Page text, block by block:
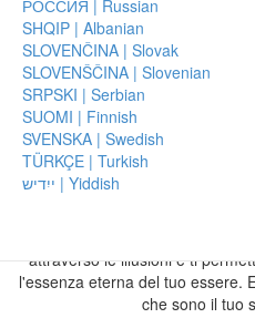
РОССИЯ | Russian
SHQIP | Albanian
SLOVENČINA | Slovak
SLOVENŠČINA | Slovenian
SRPSKI | Serbian
SUOMI | Finnish
SVENSKA | Swedish
TÜRKÇE | Turkish
ייִדיש | Yiddish
Foglio di lavoro — Giudica il
Foglio di Lavoro: Una credenza
Lista di emozioni
Credenze universali
Cartoline gialle
"Il Lavoro di Byron Katie è una
pianeta. La radice di ogni
attraverso le illusioni e ti
l'essenza eterna del tuo essere.
che sono il tuo